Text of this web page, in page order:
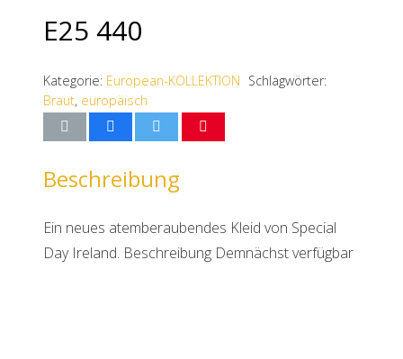
E25 440
Kategorie: European-KOLLEKTION Schlagwörter:
Braut, europäisch
Beschreibung
Ein neues atemberaubendes Kleid von Special
Day Ireland. Beschreibung Demnächst verfügbar